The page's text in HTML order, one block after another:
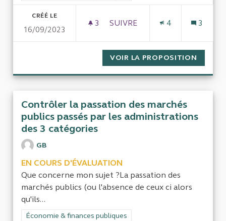
CRÉÉ LE
16/09/2023
3 3 ABONNÉS
SUIVRE
4 3
VOIR LA PROPOSITION
Contrôler la passation des marchés
publics passés par les administrations
des 3 catégories
GB
EN COURS D'ÉVALUATION
Que concerne mon sujet ?La passation des
marchés publics (ou l'absence de ceux ci alors
qu'ils...
Filtrer les résultats de la catégorie : Économie & finances
Économie & finances publiques